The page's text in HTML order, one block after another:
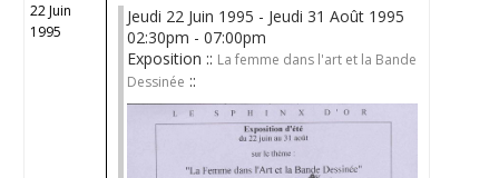
22 Juin
1995
Jeudi 22 Juin 1995 - Jeudi 31 Août 1995
02:30pm - 07:00pm
Exposition :: La femme dans l'art et la Bande
Dessinée ::